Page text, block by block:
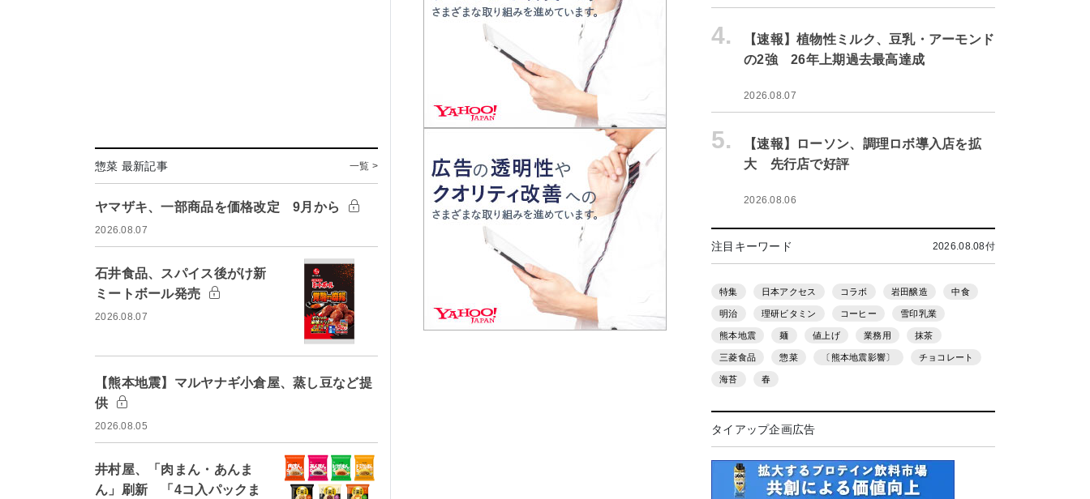
惣菜 最新記事 一覧 >
ヤマザキ、一部商品を価格改定 9月から
2026.08.07
石井食品、スパイス後がけ新
ミートボール発売
2026.08.07
【熊本地震】マルヤナギ小倉屋、蒸し豆など提
供
2026.08.05
井村屋、「肉まん・あんま
ん」刷新 「4コ入パックま
4.
【速報】植物性ミルク、豆乳・アーモンド
の2強 26年上期過去最高達成
2026.08.07
5.
【速報】ローソン、調理ロボ導入店を拡
大 先行店で好評
2026.08.06
注目キーワード 2026.08.08付
特集 日本アクセス コラボ 岩田醸造 中食
明治 理研ビタミン コーヒー 雪印乳業
熊本地震 麺 値上げ 業務用 抹茶
三菱食品 惣菜 〔熊本地震影響〕 チョコレート
海苔 春
タイアップ企画広告